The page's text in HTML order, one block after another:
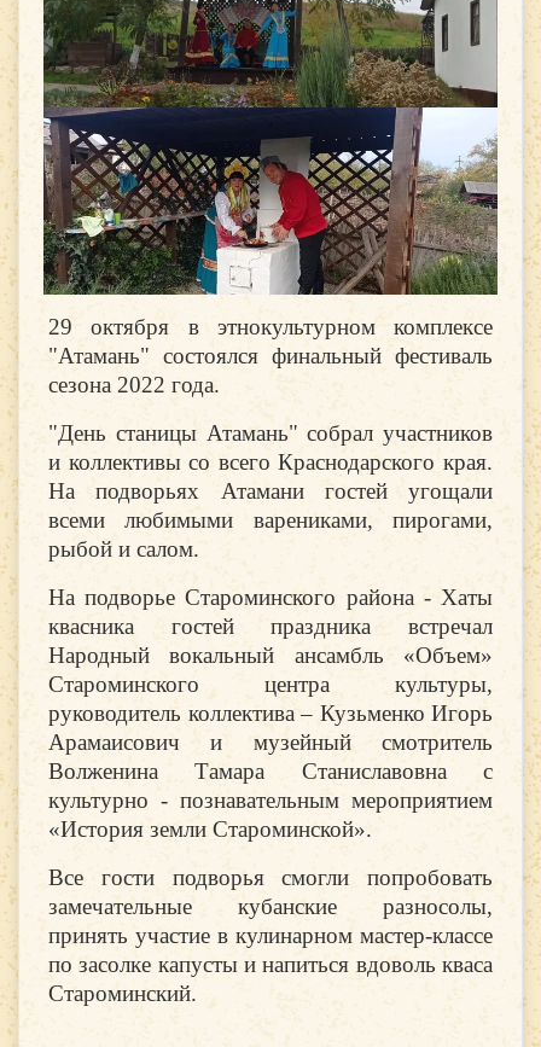
29 октября в этнокультурном комплексе
"Атамань" состоялся финальный фестиваль
сезона 2022 года.
"День станицы Атамань" собрал участников
и коллективы со всего Краснодарского края.
На подворьях Атамани гостей угощали
всеми любимыми варениками, пирогами,
рыбой и салом.
На подворье Староминского района - Хаты
квасника гостей праздника встречал
Народный вокальный ансамбль «Объем»
Староминского центра культуры,
руководитель коллектива – Кузьменко Игорь
Арамаисович и музейный смотритель
Волженина Тамара Станиславовна с
культурно - познавательным мероприятием
«История земли Староминской».
Все гости подворья смогли попробовать
замечательные кубанские разносолы,
принять участие в кулинарном мастер-классе
по засолке капусты и напиться вдоволь кваса
Староминский.